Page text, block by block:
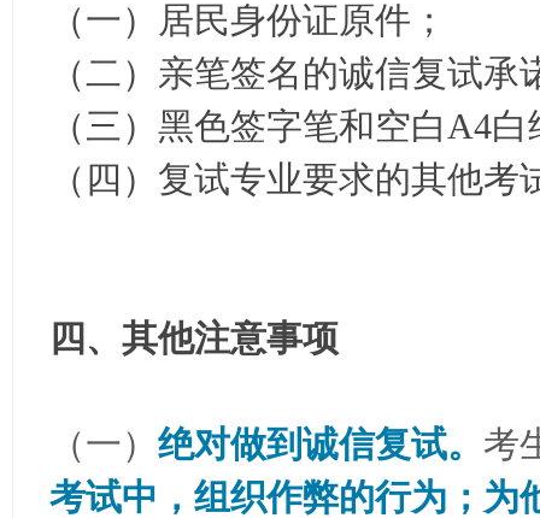
（一）居民身份证原件；
（二）亲笔签名的诚信复试承
（三）黑色签字笔和空白A4
（四）复试专业要求的其他考
四、其他注意事项
（一） 绝对做到诚信复试。 考
考试中，组织作弊的行为；为